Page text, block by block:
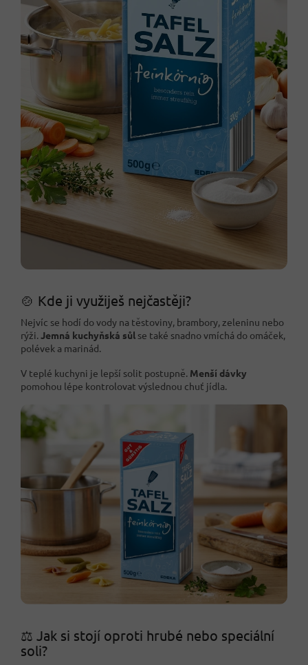
🍲 Kde ji využiješ nejčastěji?
Nejvíc se hodí do vody na těstoviny, brambory, zeleninu nebo
rýži.Jemná kuchyňská sůl se také snadno vmíchá do omáček,
polévek a marinád.
V teplé kuchyni je lepší solit postupně. Menší dávky
pomohou lépe kontrolovat výslednou chuť jídla.
⚖️ Jak si stojí oproti hrubé nebo speciální
soli?